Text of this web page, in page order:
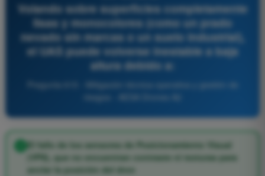
Volando sobre superficies completamente
lisas y monocolores (como un prado
nevado sin marcas o un suelo industrial),
el UAS puede volverse inestable a baja
altura debido a:
Pregunta 615 - Mitigación técnica-operativa y gestión de
El fallo de los sensores de Posicionamiento Visual
(VPS), que no encuentran contraste ni texturas para
anclar la posición del dron